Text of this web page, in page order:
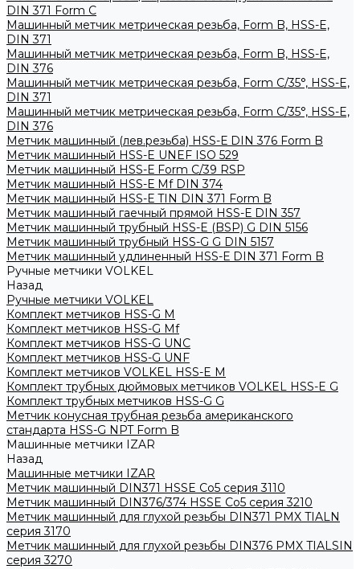
DIN 371 Form C
Машинный метчик метрическая резьба, Form B, HSS-E,
DIN 371
Машинный метчик метрическая резьба, Form B, HSS-E,
DIN 376
Машинный метчик метрическая резьба, Form С/35°, HSS-E,
DIN 371
Машинный метчик метрическая резьба, Form С/35°, HSS-E,
DIN 376
Метчик машинный (лев.резьба) HSS-Е DIN 376 Form B
Метчик машинный HSS-E UNEF ISO 529
Метчик машинный HSS-Е Form C/39 RSP
Метчик машинный HSS-Е Mf DIN 374
Метчик машинный HSS-Е TIN DIN 371 Form B
Метчик машинный гаечный прямой HSS-Е DIN 357
Метчик машинный трубный HSS-E (BSP) G DIN 5156
Метчик машинный трубный HSS-G G DIN 5157
Метчик машинный удлиненный HSS-Е DIN 371 Form B
Ручные метчики VOLKEL
Назад
Ручные метчики VOLKEL
Комплект метчиков HSS-G M
Комплект метчиков HSS-G Mf
Комплект метчиков HSS-G UNC
Комплект метчиков HSS-G UNF
Комплект метчиков VOLKEL HSS-E M
Комплект трубных дюймовых метчиков VOLKEL HSS-E G
Комплект трубных метчиков HSS-G G
Метчик конусная трубная резьба американского
стандарта HSS-G NPT Form B
Машинные метчики IZAR
Назад
Машинные метчики IZAR
Метчик машинный DIN371 HSSE Co5 серия 3110
Метчик машинный DIN376/374 HSSE Co5 серия 3210
Метчик машинный для глухой резьбы DIN371 PMX TIALN
серия 3170
Метчик машинный для глухой резьбы DIN376 PMX TIALSIN
серия 3270